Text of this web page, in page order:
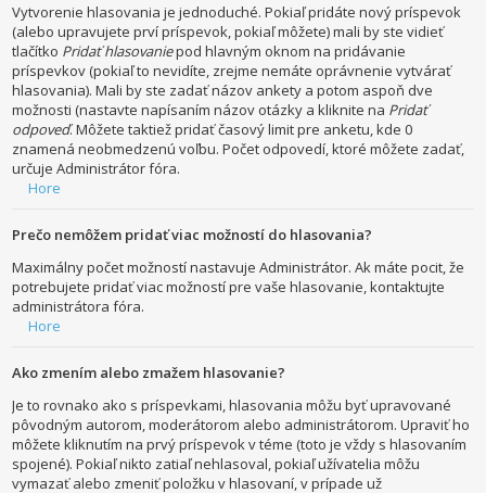
Vytvorenie hlasovania je jednoduché. Pokiaľ pridáte nový príspevok
(alebo upravujete prví príspevok, pokiaľ môžete) mali by ste vidieť
tlačítko Pridať hlasovaniepod hlavným oknom na pridávanie
príspevkov (pokiaľ to nevidíte, zrejme nemáte oprávnenie vytvárať
hlasovania). Mali by ste zadať názov ankety a potom aspoň dve
možnosti (nastavte napísaním názov otázky a kliknite na Pridať
odpoveď. Môžete taktiež pridať časový limit pre anketu, kde 0
znamená neobmedzenú voľbu. Počet odpovedí, ktoré môžete zadať,
určuje Administrátor fóra.
Hore
Prečo nemôžem pridať viac možností do hlasovania?
Maximálny počet možností nastavuje Administrátor. Ak máte pocit, že
potrebujete pridať viac možností pre vaše hlasovanie, kontaktujte
administrátora fóra.
Hore
Ako zmením alebo zmažem hlasovanie?
Je to rovnako ako s príspevkami, hlasovania môžu byť upravované
pôvodným autorom, moderátorom alebo administrátorom. Upraviť ho
môžete kliknutím na prvý príspevok v téme (toto je vždy s hlasovaním
spojené). Pokiaľ nikto zatiaľ nehlasoval, pokiaľ užívatelia môžu
vymazať alebo zmeniť položku v hlasovaní, v prípade už